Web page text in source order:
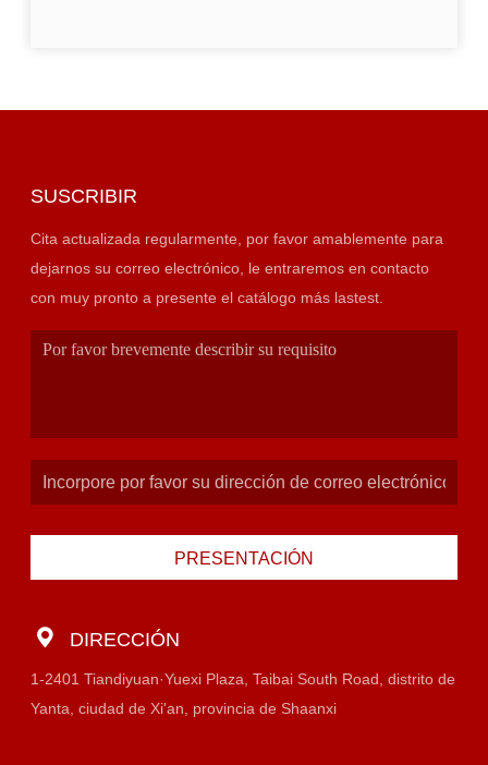
SUSCRIBIR
Cita actualizada regularmente, por favor amablemente para
dejarnos su correo electrónico, le entraremos en contacto
con muy pronto a presente el catálogo más lastest.
PRESENTACIÓN
DIRECCIÓN
1-2401 Tiandiyuan·Yuexi Plaza, Taibai South Road, distrito de
Yanta, ciudad de Xi'an, provincia de Shaanxi